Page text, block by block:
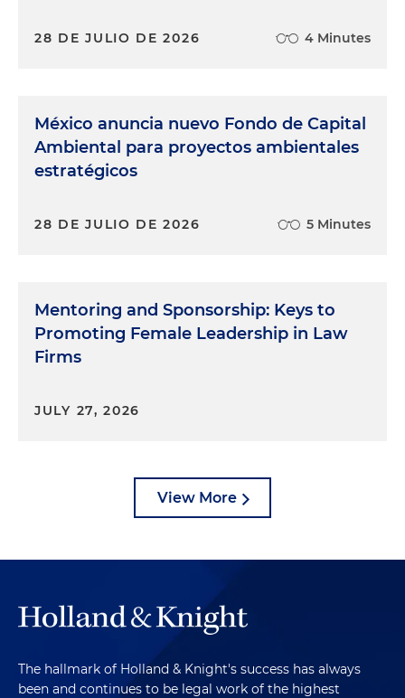
28 DE JULIO DE 2026 4 Minutes
México anuncia nuevo Fondo de Capital
Ambiental para proyectos ambientales
estratégicos
28 DE JULIO DE 2026 5 Minutes
Mentoring and Sponsorship: Keys to
Promoting Female Leadership in Law
Firms
JULY 27, 2026
View More
The hallmark of Holland & Knight's success has always
been and continues to be legal work of the highest